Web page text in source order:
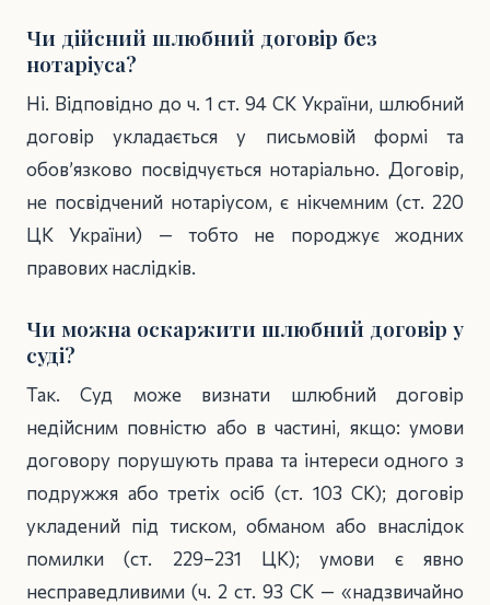
Чи дійсний шлюбний договір без
нотаріуса?
Ні. Відповідно до ч. 1 ст. 94 СК України, шлюбний
договір укладається у письмовій формі та
обов’язково посвідчується нотаріально. Договір,
не посвідчений нотаріусом, є нікчемним (ст. 220
ЦК України) — тобто не породжує жодних
правових наслідків.
Чи можна оскаржити шлюбний договір у
суді?
Так. Суд може визнати шлюбний договір
недійсним повністю або в частині, якщо: умови
договору порушують права та інтереси одного з
подружжя або третіх осіб (ст. 103 СК); договір
укладений під тиском, обманом або внаслідок
помилки (ст. 229–231 ЦК); умови є явно
несправедливими (ч. 2 ст. 93 СК — «надзвичайно